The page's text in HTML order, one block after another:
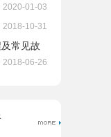
2020-01-03
2018-10-31
常见故
2018-06-26